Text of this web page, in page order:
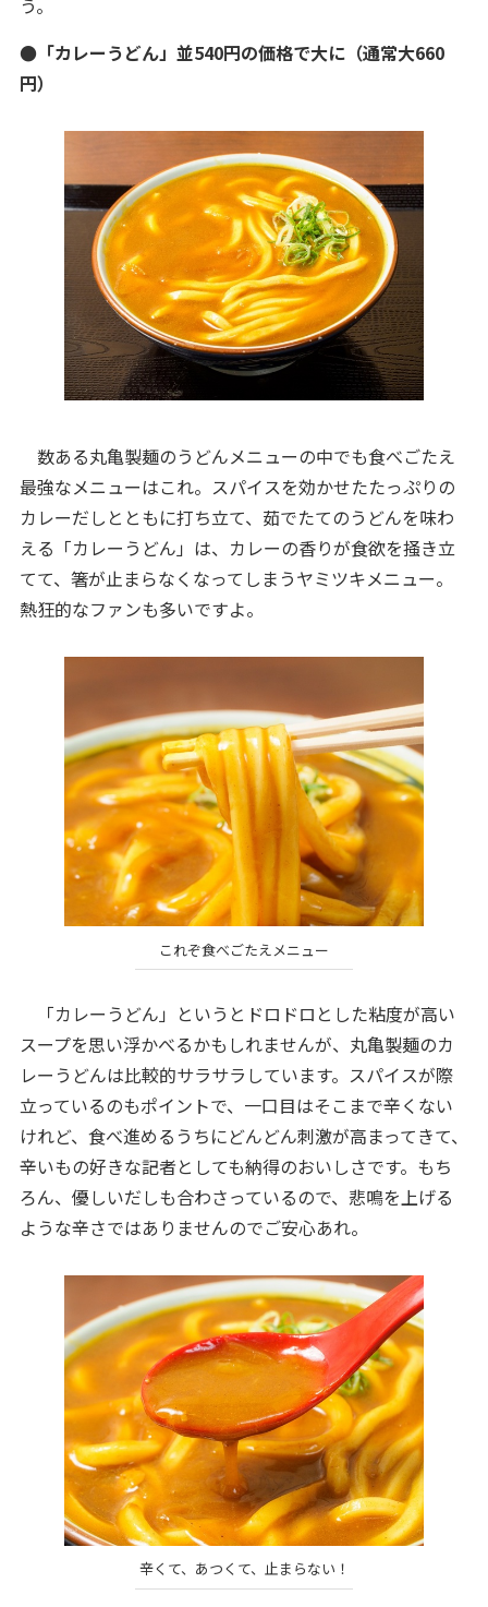
う。
●「カレーうどん」並540円の価格で大に（通常大660
円）
数ある丸亀製麺のうどんメニューの中でも食べごたえ
最強なメニューはこれ。スパイスを効かせたたっぷりの
カレーだしとともに打ち立て、茹でたてのうどんを味わ
える「カレーうどん」は、カレーの香りが食欲を掻き立
てて、箸が止まらなくなってしまうヤミツキメニュー。
熱狂的なファンも多いですよ。
これぞ食べごたえメニュー
「カレーうどん」というとドロドロとした粘度が高い
スープを思い浮かべるかもしれませんが、丸亀製麺のカ
レーうどんは比較的サラサラしています。スパイスが際
立っているのもポイントで、一口目はそこまで辛くない
けれど、食べ進めるうちにどんどん刺激が高まってきて、
辛いもの好きな記者としても納得のおいしさです。もち
ろん、優しいだしも合わさっているので、悲鳴を上げる
ような辛さではありませんのでご安心あれ。
辛くて、あつくて、止まらない！